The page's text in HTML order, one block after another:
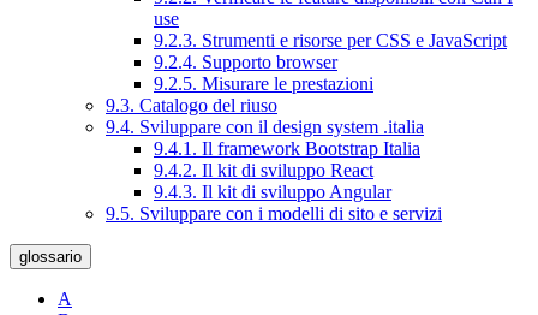
use
9.2.3. Strumenti e risorse per CSS e JavaScript
9.2.4. Supporto browser
9.2.5. Misurare le prestazioni
9.3. Catalogo del riuso
9.4. Sviluppare con il design system .italia
9.4.1. Il framework Bootstrap Italia
9.4.2. Il kit di sviluppo React
9.4.3. Il kit di sviluppo Angular
9.5. Sviluppare con i modelli di sito e servizi
glossario
A